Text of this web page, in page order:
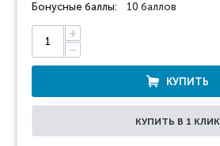
Бонусные баллы: 10 баллов
+
−
КУПИТЬ
КУПИТЬ В 1 КЛИК